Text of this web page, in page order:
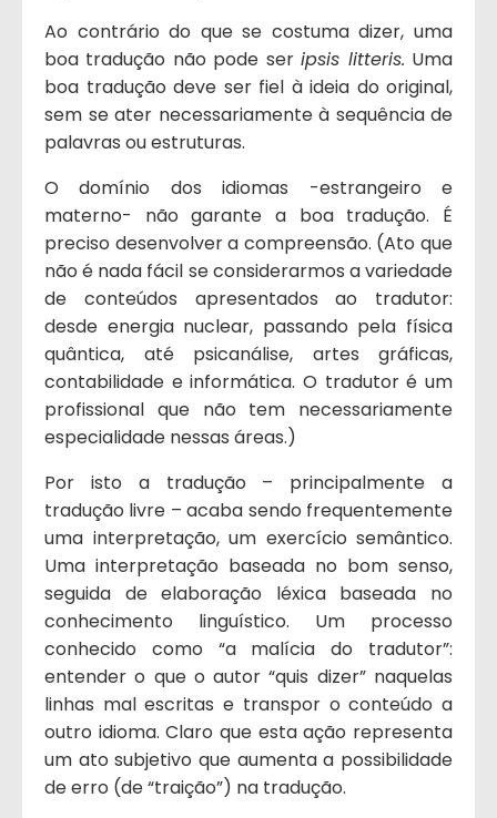
Ao contrário do que se costuma dizer, uma
boa tradução não pode seripsis litteris. Uma
boa tradução deve ser fiel à ideia do original,
sem se ater necessariamente à sequência de
palavras ou estruturas.
O domínio dos idiomas -estrangeiro e
materno- não garante a boa tradução. É
preciso desenvolver a compreensão. (Ato que
não é nada fácil se considerarmos a variedade
de conteúdos apresentados ao tradutor:
desde energia nuclear, passando pela física
quântica, até psicanálise, artes gráficas,
contabilidade e informática. O tradutor é um
profissional que não tem necessariamente
especialidade nessas áreas.)
Por isto a tradução – principalmente a
tradução livre – acaba sendo frequentemente
uma interpretação, um exercício semântico.
Uma interpretação baseada no bom senso,
seguida de elaboração léxica baseada no
conhecimento linguístico. Um processo
conhecido como “a malícia do tradutor”:
entender o que o autor “quis dizer” naquelas
linhas mal escritas e transpor o conteúdo a
outro idioma. Claro que esta ação representa
um ato subjetivo que aumenta a possibilidade
de erro (de “traição”) na tradução.